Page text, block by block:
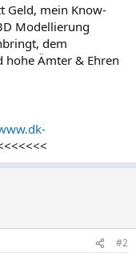
Geld, mein Know-
Modellierung
dem
hohe Ämter & Ehren
#2